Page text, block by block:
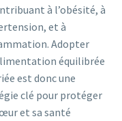
à l’obésité, à
et à
Adopter
équilibrée
est donc une
clé pour protéger
et sa santé